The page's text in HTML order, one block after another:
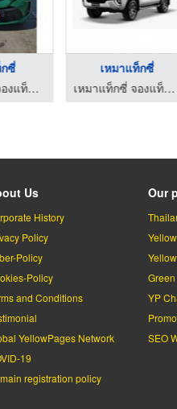
ซี่
เหมาแท็กซี่ จองแท็กซี่ เรียกแท็กซี่ รถตู้ ไปต่างจังหวัด ไปทั่วไทย รับ-ส่งสนามบินทั่วประเทศ มีรถให้บริการตลอด 24 ชั่วโมง
เหมาแท็กซี่
เหมาแท็กซี่ จองแท็กซี่ เรียกแท็กซี่ รถตู้ ไปต่างจังหวัด ไปทั่วไทย รับ-ส่งสนามบินทั่วประเทศ มีรถให้บริการตลอด 24 ชั่วโมง
Us
History
Policy
Policy
Policy
and Conditions
YellowPages Network
19
registration policy
Our
YP
SEO